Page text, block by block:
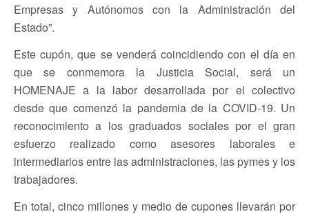
Empresas y Autónomos con la Administración del
Estado”.
Este cupón, que se venderá coincidiendo con el día en
que se conmemora la Justicia Social, será un
HOMENAJE a la labor desarrollada por el colectivo
desde que comenzó la pandemia de la COVID-19. Un
reconocimiento a los graduados sociales por el gran
esfuerzo realizado como asesores laborales e
intermediarios entre las administraciones, las pymes y los
trabajadores.
En total, cinco millones y medio de cupones llevarán por